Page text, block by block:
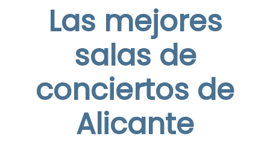
Las mejores
salas de
conciertos de
Alicante